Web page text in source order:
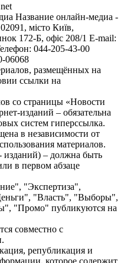
Название онлайн-медиа -
місто Київ,
172-Б, офіс 208/1 E-mail:
044-205-43-00
06068
размещённых на
ссылки на
со страницы «Новости
изданий – обязательна
систем гиперссылка.
в независимости от
материалов.
изданий) – должна быть
в первом абзаце
"Экспертиза",
"Власть", "Выборы",
"Промо" публикуются на
совместно с
републикация и
которое содержит